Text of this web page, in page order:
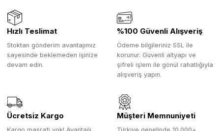
Hızlı Teslimat
Stoktan gönderim avantajımız
sayesinde beklemeden işinize
devam edin.
%100 Güvenli Alışveriş
Ödeme bilgileriniz SSL ile
korunur. Güvenli altyapı ve
şifreli işlem ile gönül rahatlığıyla
alışveriş yapın.
Ücretsiz Kargo Müşteri Memnuniyeti